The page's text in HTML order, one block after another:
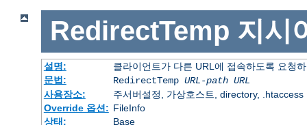
RedirectTemp 지시
설명:
클라이언트가 다른 URL에 접속하도록 요청
문법:
RedirectTemp URL-path URL
사용장소:
주서버설정, 가상호스트, directory, .htaccess
Override 옵션: FileInfo
상태:
Base